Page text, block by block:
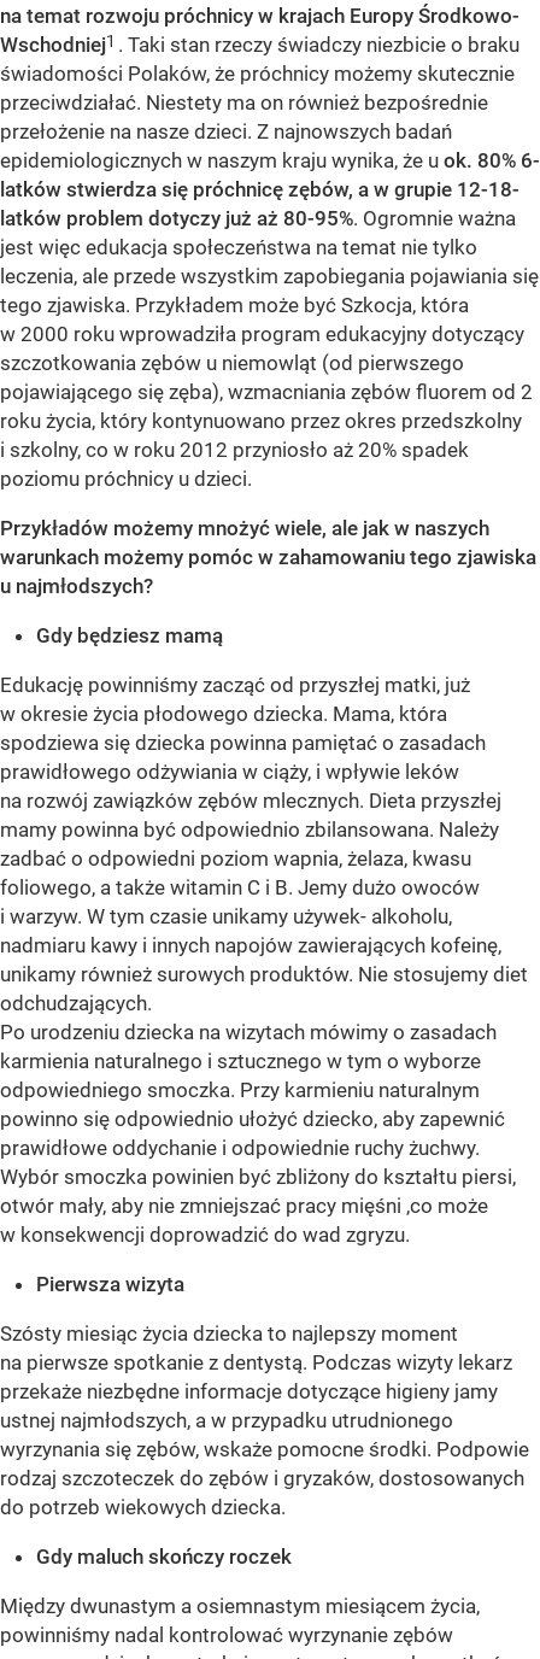
na temat rozwoju próchnicy w krajach Europy Środkowo-
Wschodniej1 . Taki stan rzeczy świadczy niezbicie o braku
świadomości Polaków, że próchnicy możemy skutecznie
przeciwdziałać. Niestety ma on również bezpośrednie
przełożenie na nasze dzieci. Z najnowszych badań
epidemiologicznych w naszym kraju wynika, że u ok. 80% 6-
latków stwierdza się próchnicę zębów, a w grupie 12-18-
latków problem dotyczy już aż 80-95%. Ogromnie ważna
jest więc edukacja społeczeństwa na temat nie tylko
leczenia, ale przede wszystkim zapobiegania pojawiania się
tego zjawiska. Przykładem może być Szkocja, która
w 2000 roku wprowadziła program edukacyjny dotyczący
szczotkowania zębów u niemowląt (od pierwszego
pojawiającego się zęba), wzmacniania zębów fluorem od 2
roku życia, który kontynuowano przez okres przedszkolny
i szkolny, co w roku 2012 przyniosło aż 20% spadek
poziomu próchnicy u dzieci.
Przykładów możemy mnożyć wiele, ale jak w naszych
warunkach możemy pomóc w zahamowaniu tego zjawiska
u najmłodszych?
Gdy będziesz mamą
Edukację powinniśmy zacząć od przyszłej matki, już
w okresie życia płodowego dziecka. Mama, która
spodziewa się dziecka powinna pamiętać o zasadach
prawidłowego odżywiania w ciąży, i wpływie leków
na rozwój zawiązków zębów mlecznych. Dieta przyszłej
mamy powinna być odpowiednio zbilansowana. Należy
zadbać o odpowiedni poziom wapnia, żelaza, kwasu
foliowego, a także witamin C i B. Jemy dużo owoców
i warzyw. W tym czasie unikamy używek- alkoholu,
nadmiaru kawy i innych napojów zawierających kofeinę,
unikamy również surowych produktów. Nie stosujemy diet
odchudzających.
Po urodzeniu dziecka na wizytach mówimy o zasadach
karmienia naturalnego i sztucznego w tym o wyborze
odpowiedniego smoczka. Przy karmieniu naturalnym
powinno się odpowiednio ułożyć dziecko, aby zapewnić
prawidłowe oddychanie i odpowiednie ruchy żuchwy.
Wybór smoczka powinien być zbliżony do kształtu piersi,
otwór mały, aby nie zmniejszać pracy mięśni ,co może
w konsekwencji doprowadzić do wad zgryzu.
Pierwsza wizyta
Szósty miesiąc życia dziecka to najlepszy moment
na pierwsze spotkanie z dentystą. Podczas wizyty lekarz
przekaże niezbędne informacje dotyczące higieny jamy
ustnej najmłodszych, a w przypadku utrudnionego
wyrzynania się zębów, wskaże pomocne środki. Podpowie
rodzaj szczoteczek do zębów i gryzaków, dostosowanych
do potrzeb wiekowych dziecka.
Gdy maluch skończy roczek
Między dwunastym a osiemnastym miesiącem życia,
powinniśmy nadal kontrolować wyrzynanie zębów